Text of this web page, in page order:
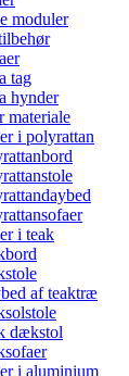
moduler
tag
hynder
materiale
i polyrattan
i teak
af teaktræ
dækstol
i aluminium